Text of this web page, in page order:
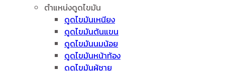
ตำแหน่งดูดไขมัน
ดูดไขมันเหนียง
ดูดไขมันต้นแขน
ดูดไขมันนมน้อย
ดูดไขมันหน้าท้อง
ดูดไขมันผู้ชาย